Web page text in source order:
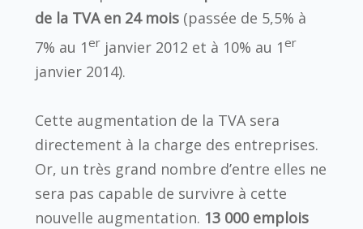
de la TVA en 24 mois(passée de 5,5% à
7% au 1erjanvier 2012 et à 10% au 1er
janvier 2014).
Cette augmentation de la TVA sera
directement à la charge des entreprises.
Or, un très grand nombre d’entre elles ne
sera pas capable de survivre à cette
nouvelle augmentation. 13 000 emplois